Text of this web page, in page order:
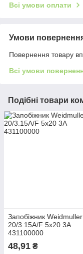
Всі умови оплати
Умови
Повернення товару
Всі умови
Подібні товари
Запобіжник
20/3.15A/F 5x20 3A
431100000
48,91 ₴